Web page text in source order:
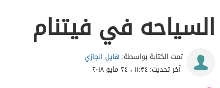
السياحه في فيتنام
تمت الكتابة بواسطة: هايل الجازي
آخر تحديث:١١:٣٤ ، ٢٤ مايو ٢٠١٨